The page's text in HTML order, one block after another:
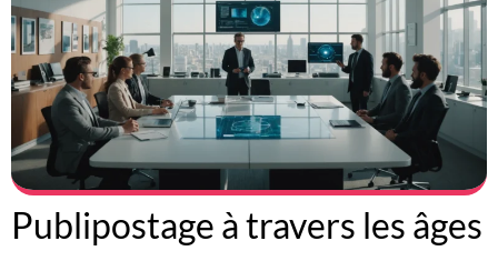
Publipostage à travers les âges